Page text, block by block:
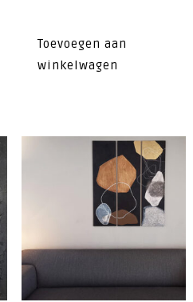
Toevoegen aan
winkelwagen